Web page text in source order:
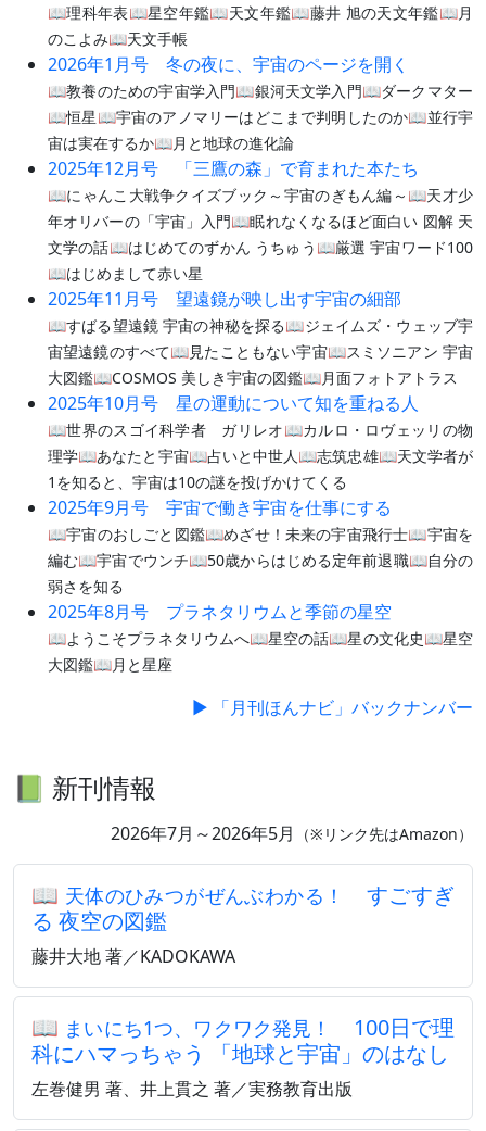
📖理科年表📖星空年鑑📖天文年鑑📖藤井 旭の天文年鑑📖月
のこよみ📖天文手帳
2026年1月号 冬の夜に、宇宙のページを開く
📖教養のための宇宙学入門📖銀河天文学入門📖ダークマター
📖恒星📖宇宙のアノマリーはどこまで判明したのか📖並行宇
宙は実在するか📖月と地球の進化論
2025年12月号 「三鷹の森」で育まれた本たち
📖にゃんこ大戦争クイズブック～宇宙のぎもん編～📖天才少
年オリバーの「宇宙」入門📖眠れなくなるほど面白い 図解 天
文学の話📖はじめてのずかん うちゅう📖厳選 宇宙ワード100
📖はじめまして赤い星
2025年11月号 望遠鏡が映し出す宇宙の細部
📖すばる望遠鏡 宇宙の神秘を探る📖ジェイムズ・ウェッブ宇
宙望遠鏡のすべて📖見たこともない宇宙📖スミソニアン 宇宙
大図鑑📖COSMOS 美しき宇宙の図鑑📖月面フォトアトラス
2025年10月号 星の運動について知を重ねる人
📖世界のスゴイ科学者 ガリレオ📖カルロ・ロヴェッリの物
理学📖あなたと宇宙📖占いと中世人📖志筑忠雄📖天文学者が
1を知ると、宇宙は10の謎を投げかけてくる
2025年9月号 宇宙で働き宇宙を仕事にする
📖宇宙のおしごと図鑑📖めざせ！未来の宇宙飛行士📖宇宙を
編む📖宇宙でウンチ📖50歳からはじめる定年前退職📖自分の
弱さを知る
2025年8月号 プラネタリウムと季節の星空
📖ようこそプラネタリウムへ📖星空の話📖星の文化史📖星空
大図鑑📖月と星座
▶ 「月刊ほんナビ」バックナンバー
📗 新刊情報
2026年7月～2026年5月 （※リンク先はAmazon）
📖 天体のひみつがぜんぶわかる！
すごすぎ
る 夜空の図鑑
藤井大地 著／KADOKAWA
📖 まいにち1つ、ワクワク発見！
100日で理
科にハマっちゃう 「地球と宇宙」のはなし
左巻健男 著、井上貫之 著／実務教育出版